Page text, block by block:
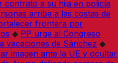
contrato a su hija en policía
arriba a las costas de
frontera por
◆ PP urge al Congreso
vacaciones de Sánchez ◆
imagen ante la UE y ocultar